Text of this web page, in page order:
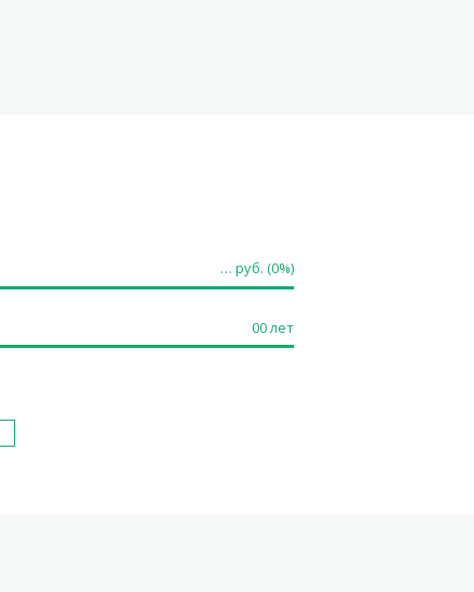
… руб. (0%)
00лет